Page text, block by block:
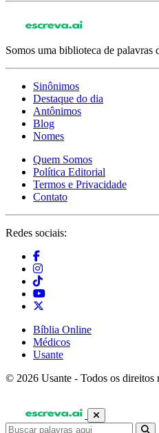
Somos uma biblioteca de palavras
Sinônimos
Destaque do dia
Antônimos
Blog
Nomes
Quem Somos
Política Editorial
Termos e Privacidade
Contato
Redes sociais:
Bíblia Online
Médicos
Usante
© 2026 Usante - Todos os direitos